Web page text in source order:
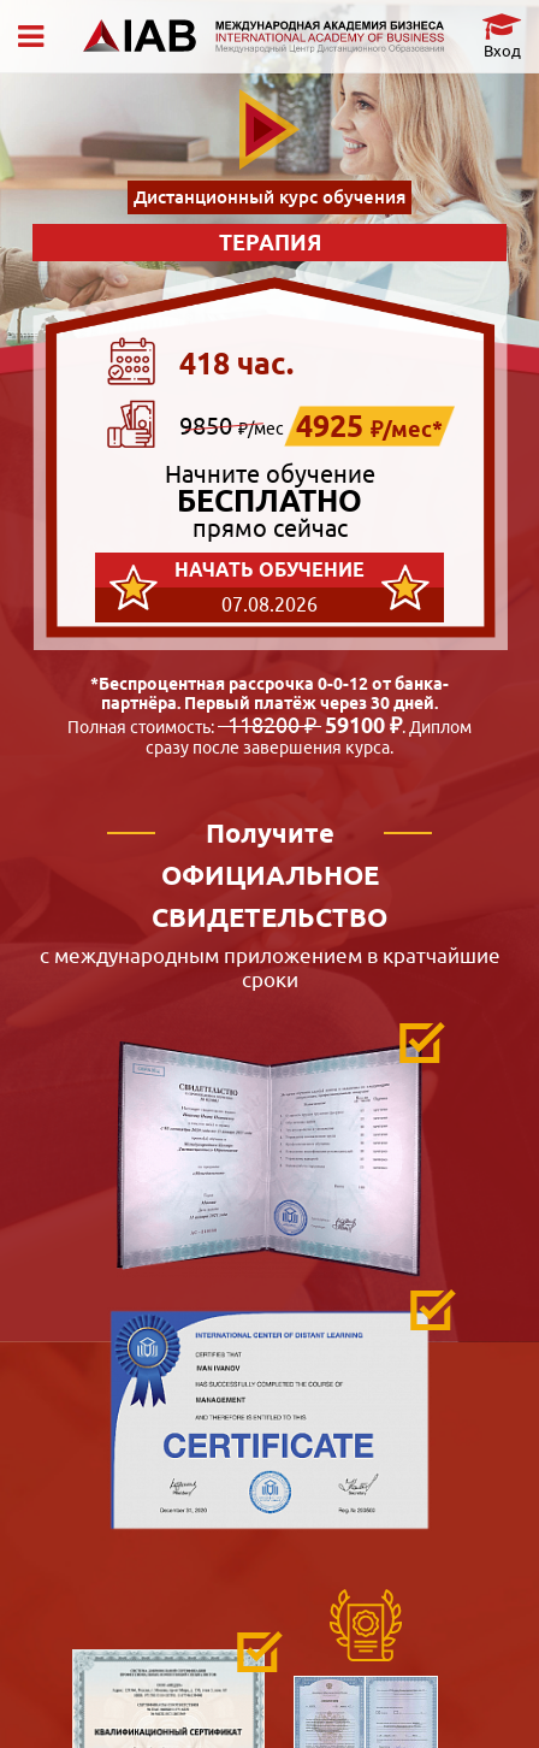
Вход
Дистанционный курс обучения
ТЕРАПИЯ
418 час.
9850₽/мес 4925 ₽/мес*
Начните обучение
БЕСПЛАТНО
прямо сейчас
НАЧАТЬ ОБУЧЕНИЕ
07.08.2026
*Беспроцентная рассрочка 0-0-12 от банка-
партнёра. Первый платёж через 30 дней.
Полная стоимость:118200 ₽ 59100 ₽. Диплом
сразу после завершения курса.
Получите
ОФИЦИАЛЬНОЕ
СВИДЕТЕЛЬСТВО
с международным приложением в кратчайшие
сроки